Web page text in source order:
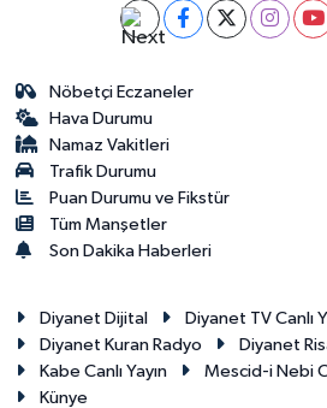
Nöbetçi Eczaneler
Hava Durumu
Namaz Vakitleri
Trafik Durumu
Puan Durumu ve Fikstür
Tüm Manşetler
Son Dakika Haberleri
Diyanet Dijital Diyanet TV Canlı
Diyanet Kuran Radyo
Diyanet
Kabe Canlı Yayın
Mescid-i Nebi
Künye